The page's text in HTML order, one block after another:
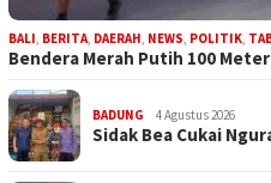
BALI, BERITA, DAERAH, NEWS, POLITIK,
Bendera Merah Putih 100
BADUNG 4 Agustus 2026
Sidak Bea Cukai